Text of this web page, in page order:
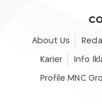
About Us
Karier Info
Profile MNC